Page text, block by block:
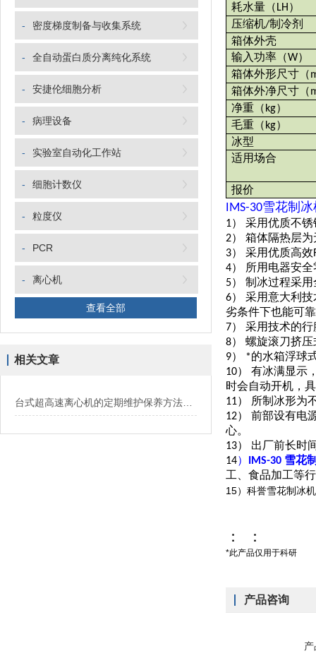
- 密度梯度制备与收集系统
- 全自动蛋白质分离纯化系统
- 安捷伦细胞分析
- 病理设备
- 实验室自动化工作站
- 细胞计数仪
- 粒度仪
- PCR
- 离心机
查看全部
相关文章
耗水量 （ LH ）
压缩机/制冷剂
箱体外壳
输入功率 （W）
箱体外形尺寸 （
箱体外净尺寸 （
净重 （ kg）
毛重 （ kg）
冰型
适用场合
报价
IMS-30雪花制冰
1） 采用优质不
2） 箱体隔热层
3） 采用优质高效
4） 所用电器安全
5） 制冰过程采
6） 采用意大利
劣条件下也能可
7） 采用技术的
8） 螺旋滚刀挤
9） *的水箱浮球
10） 有冰满显示
时会自动开机，
11） 所制冰形为
12） 前部设有电
心。
13） 出厂前长时
14）
IMS-30 雪花
工、食品加工等
15）科誉雪花制冰
： ：
*此产品仅用于科研
产品咨询